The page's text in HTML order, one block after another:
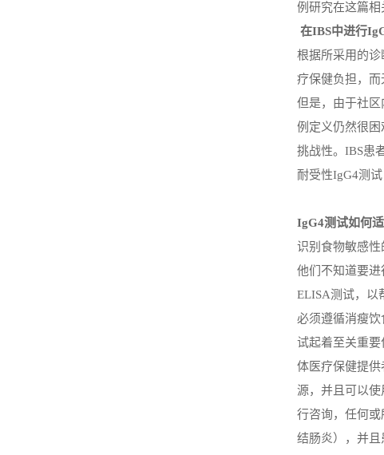
例研究在这篇
在IBS中进行
根据所采用的诊
疗保健负担，
但是，由于社
例定义仍然很困
挑战性。IBS患
耐受性IgG4测
IgG4测试如何
识别食物敏感
他们不知道要
ELISA测试，以
必须遵循消瘦
试起着至关重
体医疗保健提供
源，并且可以使
行咨询，任何或
结肠炎），并